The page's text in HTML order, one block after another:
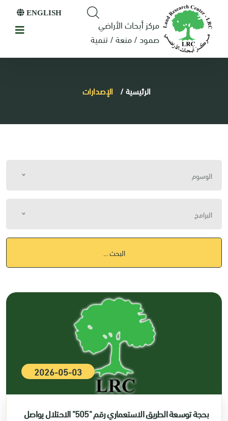
مركز أبحاث الأراضي
صمود / منعة / تنمية
ENGLISH
الرئيسية/ الإصدارات
الوسوم
البرامج
البحث ...
2026-05-03
بحجة توسعة الطريق الاستعماري رقم "505" الاحتلال يواصل